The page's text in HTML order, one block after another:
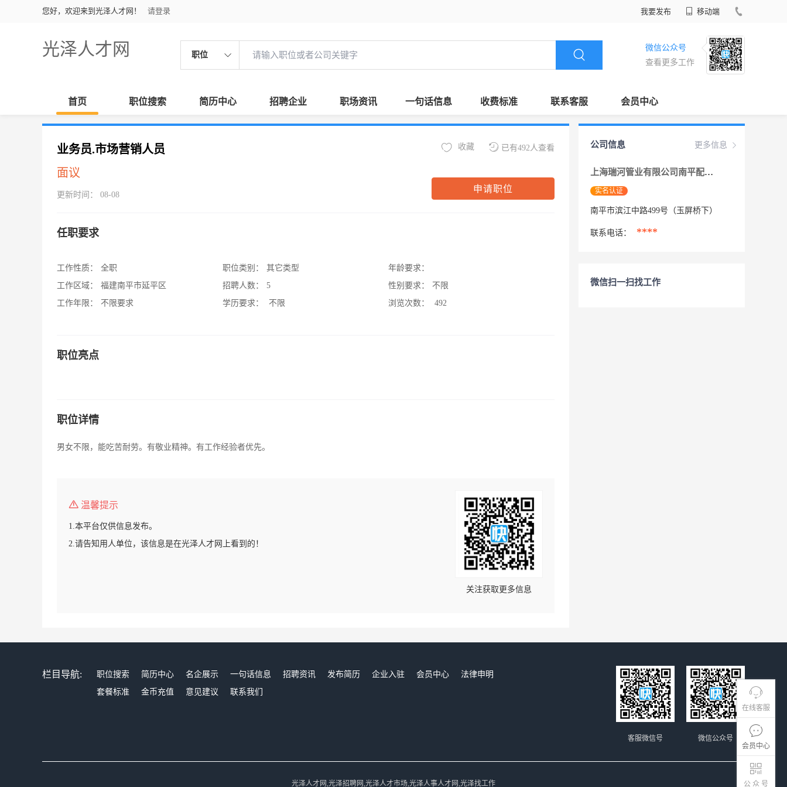
您好，欢迎来到光泽人才网！ 请登录 我要发布 移动端
光泽人才网 职位
微信公众号
查看更多工作
首页 职位搜索 简历中心 招聘企业 职场资讯 一句话信息 收费标准 联系客服 会员中心
在线客服
会员中心
公 众 号
业务员.市场营销人员
面议
更新时间： 08-08
已有492人查看
收藏
申请职位
任职要求
工作性质：
全职
工作区域：
福建南平市延平区
工作年限：
不限要求
职位类别：
其它类型
招聘人数：
5
学历要求：
不限
年龄要求：
性别要求：
不限
浏览次数：
492
职位亮点
职位详情
男女不限，能吃苦耐劳。有敬业精神。有工作经验者优先。
温馨提示
1.本平台仅供信息发布。
2.请告知用人单位，该信息是在光泽人才网上看到的！
关注获取更多信息
更多信息
公司信息
上海瑞河管业有限公司南平配送中心
实名认证
南平市滨江中路499号（玉屏桥下）
联系电话： ****
微信扫一扫找工作
栏目导航: 职位搜索 简历中心 名企展示 一句话信息 招聘资讯 发布简历 企业入驻 会员中心
法律申明
套餐标准
金币充值 意见建议 联系我们
微信公众号
客服微信号
光泽人才网,光泽招聘网,光泽人才市场,光泽人事人才网,光泽找工作